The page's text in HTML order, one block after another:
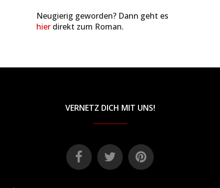
Neugierig geworden? Dann geht es
hier direkt zum Roman.
VERNETZ DICH MIT UNS!